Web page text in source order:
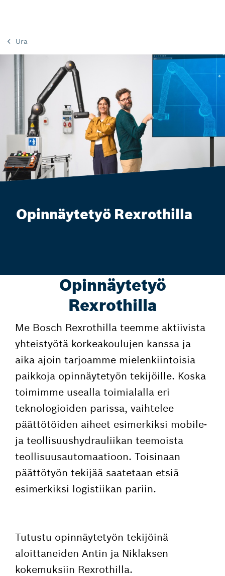
Ura
Opinnäytetyö Rexrothilla
Opinnäytetyö
Rexrothilla
Me Bosch Rexrothilla teemme aktiivista
yhteistyötä korkeakoulujen kanssa ja
aika ajoin tarjoamme mielenkiintoisia
paikkoja opinnäytetyön tekijöille. Koska
toimimme usealla toimialalla eri
teknologioiden parissa, vaihtelee
päättötöiden aiheet esimerkiksi mobile-
ja teollisuushydrauliikan teemoista
teollisuusautomaatioon. Toisinaan
päättötyön tekijää saatetaan etsiä
esimerkiksi logistiikan pariin.
Tutustu opinnäytetyön tekijöinä
aloittaneiden Antin ja Niklaksen
kokemuksiin Rexrothilla.